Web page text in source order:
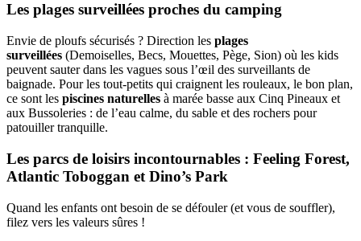
Les plages surveillées proches du camping
Envie de ploufs sécurisés ? Direction les plages
surveillées (Demoiselles, Becs, Mouettes, Pège, Sion) où les kids
peuvent sauter dans les vagues sous l’œil des surveillants de
baignade. Pour les tout-petits qui craignent les rouleaux, le bon plan,
ce sont les piscines naturelles à marée basse aux Cinq Pineaux et
aux Bussoleries : de l’eau calme, du sable et des rochers pour
patouiller tranquille.
Les parcs de loisirs incontournables : Feeling Forest,
Atlantic Toboggan et Dino’s Park
Quand les enfants ont besoin de se défouler (et vous de souffler),
filez vers les valeurs sûres !